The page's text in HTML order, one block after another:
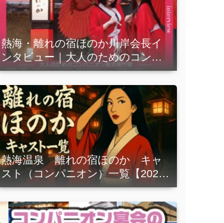
熱海・離れの宿ほのか川岸会長イ
ンタビュー｜大人のためのコンパ
ニオン宴会専門宿
熱海温泉 離れの宿ほのか キャ
スト（コンパニオン）一覧【2026
年3月更新】”ほのか”でしか会うこ
とができないコンパニオンさんを
ご紹介！！